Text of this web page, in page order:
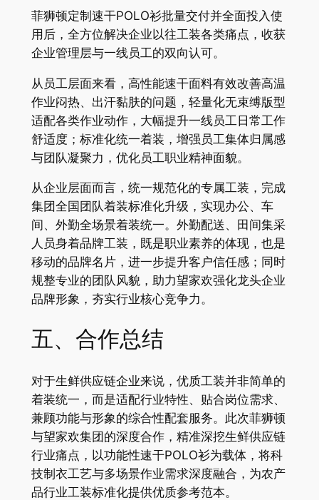
菲狮顿定制速干POLO衫批量交付并全面投入使
用后，全方位解决企业以往工装各类痛点，收获
企业管理层与一线员工的双向认可。
从员工层面来看，高性能速干面料有效改善高温
作业闷热、出汗黏肤的问题，轻量化无束缚版型
适配各类作业动作，大幅提升一线员工日常工作
舒适度；标准化统一着装，增强员工集体归属感
与团队凝聚力，优化员工职业精神面貌。
从企业层面而言，统一规范化的专属工装，完成
集团全国团队着装标准化升级，实现办公、车
间、外勤全场景着装统一。外勤配送、田间集采
人员身着品牌工装，既是职业素养的体现，也是
移动的品牌名片，进一步提升客户信任感；同时
规整专业的团队风貌，助力望家欢强化龙头企业
品牌形象，夯实行业核心竞争力。
五、合作总结
对于生鲜供应链企业来说，优质工装并非简单的
着装统一，而是适配行业特性、贴合岗位需求、
兼顾功能与形象的综合性配套服务。此次菲狮顿
与望家欢集团的深度合作，精准深挖生鲜供应链
行业痛点，以功能性速干POLO衫为载体，将科
技制衣工艺与多场景作业需求深度融合，为农产
品行业工装标准化提供优质参考范本。